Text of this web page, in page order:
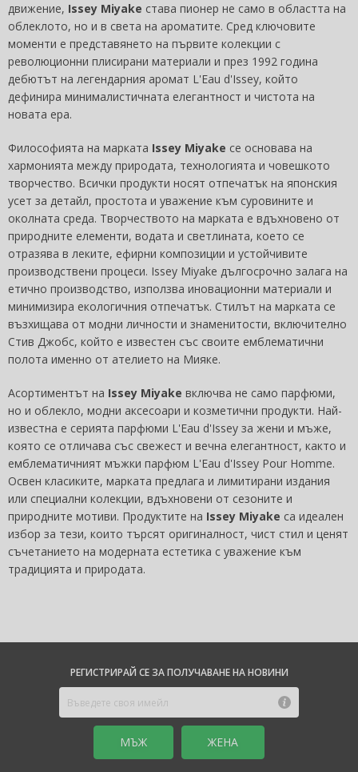
движение, Issey Miyake става пионер не само в областта на
облеклото, но и в света на ароматите. Сред ключовите
моменти е представянето на първите колекции с
революционни плисирани материали и през 1992 година
дебютът на легендарния аромат L'Eau d'Issey, който
дефинира минималистичната елегантност и чистота на
новата ера.
Философията на марката Issey Miyake се основава на
хармонията между природата, технологията и човешкото
творчество. Всички продукти носят отпечатък на японския
усет за детайл, простота и уважение към суровините и
околната среда. Творчеството на марката е вдъхновено от
природните елементи, водата и светлината, което се
отразява в леките, ефирни композиции и устойчивите
производствени процеси. Issey Miyake дългосрочно залага на
етично производство, използва иновационни материали и
минимизира екологичния отпечатък. Стилът на марката се
възхищава от модни личности и знаменитости, включително
Стив Джобс, който е известен със своите емблематични
полота именно от ателието на Мияке.
Асортиментът на Issey Miyake включва не само парфюми,
но и облекло, модни аксесоари и козметични продукти. Най-
известна е серията парфюми L'Eau d'Issey за жени и мъже,
която се отличава със свежест и вечна елегантност, както и
емблематичният мъжки парфюм L'Eau d'Issey Pour Homme.
Освен класиките, марката предлага и лимитирани издания
или специални колекции, вдъхновени от сезоните и
природните мотиви. Продуктите на Issey Miyake са идеален
избор за тези, които търсят оригиналност, чист стил и ценят
съчетанието на модерната естетика с уважение към
традицията и природата.
РЕГИСТРИРАЙ СЕ ЗА ПОЛУЧАВАНЕ НА НОВИНИ
MЪЖ ЖЕНА